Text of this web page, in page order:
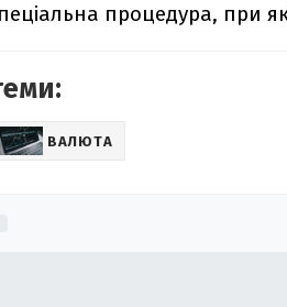
процедура, при
ВАЛЮТА